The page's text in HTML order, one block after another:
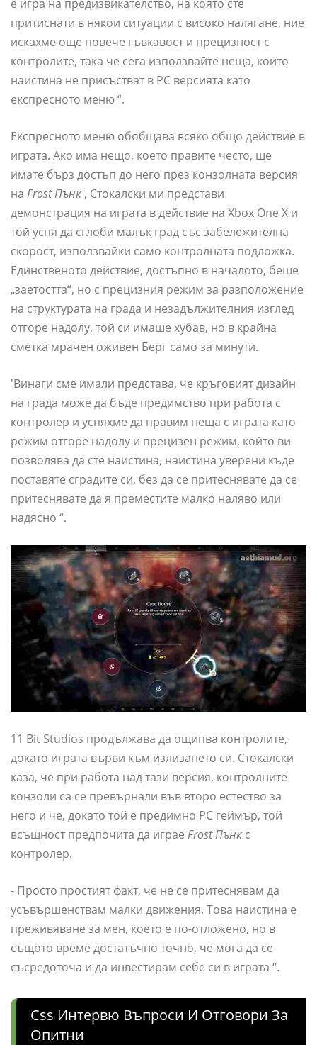
е игра на предизвикателство, на която сте
притиснати в някои ситуации с високо налягане, ние
искахме още повече гъвкавост и прецизност с
контролите, така че сега използвайте неща, които
наистина не присъстват в PC версията като
експресното меню “.
Експресното меню обобщава всяко общо действие в
играта. Ако има нещо, което правите често, ще
имате бърз достъп до него през конзолната версия
на Frost Пънк , Стокалски ми представи
демонстрация на играта в действие на Xbox One X и
той успя да сглоби малък град със забележителна
скорост, използвайки само контролната подложка.
Единственото действие, достъпно в началото, беше
„заетостта“, но с прецизния режим за разположение
на структурата на града и незадължителния изглед
отгоре надолу, той си имаше хубав, но в крайна
сметка мрачен оживен Берг само за минути.
'Винаги сме имали представа, че кръговият дизайн
на града може да бъде предимство при работа с
контролер и успяхме да правим неща с играта като
режим отгоре надолу и прецизен режим, който ви
позволява да сте наистина, наистина уверени къде
поставяте сградите си, без да се притеснявате да се
притеснявате да я преместите малко наляво или
надясно “.
11 Bit Studios продължава да ощипва контролите,
докато играта върви към излизането си. Стокалски
каза, че при работа над тази версия, контролните
конзоли са се превърнали във второ естество за
него и че, докато той е предимно PC геймър, той
всъщност предпочита да играе Frost Пънк с
контролер.
- Просто простият факт, че не се притеснявам да
усъвършенствам малки движения. Това наистина е
преживяване за мен, което е по-отложено, но в
същото време достатъчно точно, че мога да се
съсредоточа и да инвестирам себе си в играта “.
Css Интервю Въпроси И Отговори За
Опитни